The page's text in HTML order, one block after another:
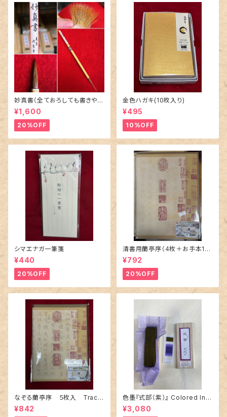
妙真書（全ておろしても書きやす
いイタチ小筆） Itachi (Weas
el Hair) Calligraphy Brush –
“Myōshinsho” Comfortabl
e Full-Tip Use – Suitable f
or Kana and Fine Script
¥1,600
20%OFF
金色ハガキ(10枚入り)
¥495
10%OFF
シマエナガ一筆箋
¥440
20%OFF
清書用蘭亭序（4枚＋お手本1
枚）
¥792
20%OFF
なぞる蘭亭序 ５枚入 Trace
able Lanting Xu – Set of 5
Sheets
¥842
色墨『式部（紫）』 Colored Ink
Stick – “Shikibu” (Purple)
¥3,080